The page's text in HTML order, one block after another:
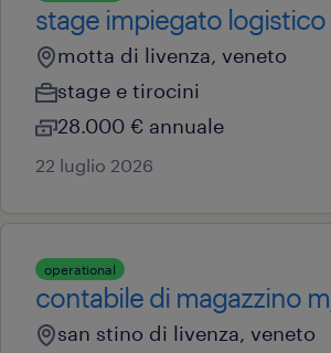
stage impiegato logistico
motta di livenza, veneto
stage e tirocini
28.000 € annuale
22 luglio 2026
operational
contabile di magazzino
san stino di livenza, veneto